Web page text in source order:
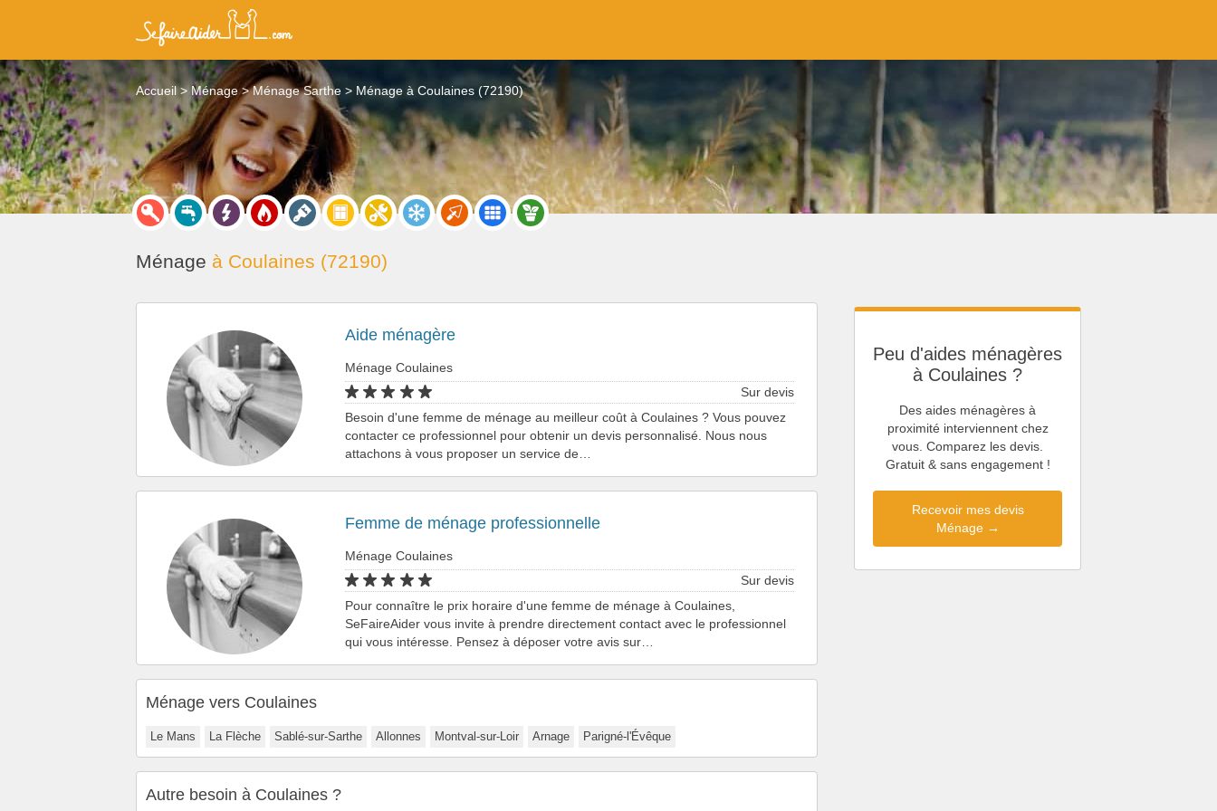
Accueil Ménage Ménage Sarthe Ménage à Coulaines (72190)
Ménage à Coulaines (72190)
Peu d'aides ménagères
à Coulaines ?
Des aides ménagères à
proximité interviennent chez
vous. Comparez les devis.
Gratuit & sans engagement !
Recevoir mes devis
Ménage →
Aide ménagère
Ménage Coulaines
Sur devis
Besoin d'une femme de ménage au meilleur coût à Coulaines ? Vous pouvez
contacter ce professionnel pour obtenir un devis personnalisé. Nous nous
attachons à vous proposer un service de…
Femme de ménage professionnelle
Ménage Coulaines
Sur devis
Pour connaître le prix horaire d'une femme de ménage à Coulaines,
SeFaireAider vous invite à prendre directement contact avec le professionnel
qui vous intéresse. Pensez à déposer votre avis sur…
Ménage vers Coulaines
Le Mans La Flèche Sablé-sur-Sarthe Allonnes Montval-sur-Loir Arnage Parigné-l'Évêque
Autre besoin à Coulaines ?